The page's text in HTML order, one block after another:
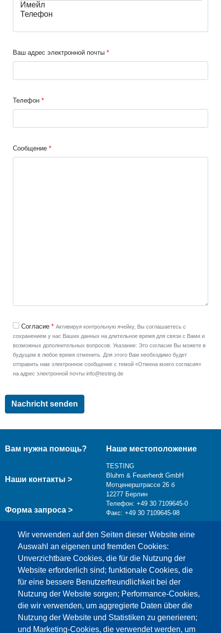
Ваш адрес электронной почты
Телефон
Сообщение
Согласие
Активируя контрольную ячейку, Вы соглашаетесь с
сохранением у нас Ваших данных на длительное время для связи с Вами и
возможных дополнительных вопросов. Указание: Это согласие Вы можете в
будущем в любое время отменить. Для этого Вам необходимо будет
отправить нам электронное сообщение с темой «Отмена моего согласия»
на адрес электронной почты info@testing.de
Wir verwenden auf den Seiten dieser Website eine
Auswahl an eigenen und fremden Cookies:
Unverzichtbare Cookies, die für die Nutzung der
Website erforderlich sind; funktionale Cookies, die
für eine bessere Benutzerfreundlichkeit bei der
Nutzung der Website sorgen; Performance-Cookies,
die wir verwenden, um aggregierte Daten über die
Nutzung der Website und Statistiken zu generieren;
und Marketing-Cookies, die verwendet werden, um
Вам нужна помощь?
Наши контакты >
Форма запроса >
Наше местоположение
TESTING
Bluhm & Feuerherdt GmbH
Мотценерштрассе 26 б
12277 Берлин
Телефон: +49 30 7109645-0
Факс: +49 30 7109645-98
info@testing.de
Этот материал заблокирован, потому что
файлы cookie Google Maps не были приняты.